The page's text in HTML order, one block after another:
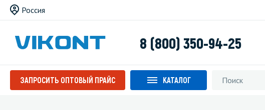
Россия
8 (800) 350-94-25
ЗАПРОСИТЬ ОПТОВЫЙ ПРАЙС КАТАЛОГ